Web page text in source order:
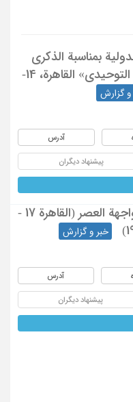
بمناسبة الذکری
الألفیة للعالم الفقیه «أبو حیان التوحیدی» القاهرة، 14-
و گزارش
آدرس
پیشنهاد دیگران
مؤتمرات: المرأة العربیة فی مواجهة العصر (القاهرة 17 -
خبر و گزارش
آدرس
پیشنهاد دیگران